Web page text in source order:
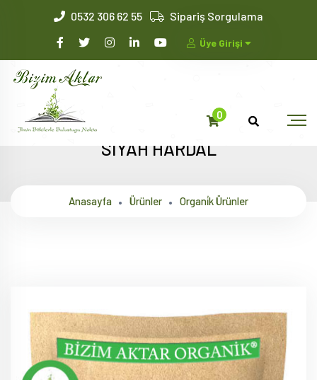
0532 306 62 55 Sipariş Sorgulama
Üye Girişi
0
SİYAH HARDAL
Anasayfa Ürünler Organi̇k Ürünler